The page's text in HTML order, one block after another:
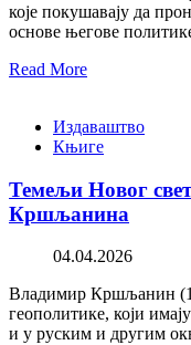
које покушавају да
основе његове
Read More
Издаваштво
Књиге
Темељи Новог
Кршљанина
04.04.2026
Владимир Кршљанин
геополитике, који
и у руским и другим